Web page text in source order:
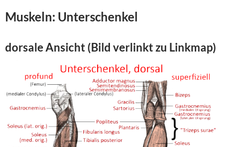
Muskeln: Unterschenkel
dorsale Ansicht (Bild verlinkt zu Linkmap)